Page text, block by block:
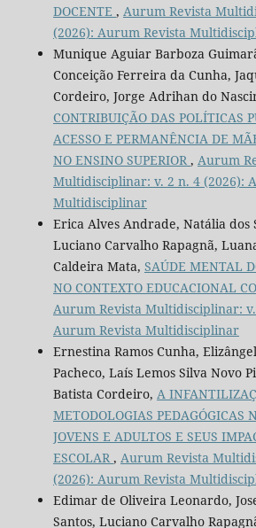
DOCENTE , Aurum Revista
(2026): Aurum Revista
Munique Aguiar Barboza
Conceição Ferreira da Cunha,
Cordeiro, Jorge Adrihan do
CONTRIBUIÇÃO DAS POLÍTICAS
ACESSO E PERMANÊNCIA DE
NO ENSINO SUPERIOR , Aurum
Multidisciplinar: v. 2 n. 4 (2026):
Multidisciplinar
Erica Alves Andrade, Natália dos
Luciano Carvalho Rapagnã,
Caldeira Mata, SAÚDE MENTAL
NO CONTEXTO EDUCACIONAL
Aurum Revista Multidisciplinar:
Aurum Revista Multidisciplinar
Ernestina Ramos Cunha,
Pacheco, Laís Lemos Silva Novo
Batista Cordeiro, A
METODOLOGIAS PEDAGÓGICAS
JOVENS E ADULTOS E SEUS
ESCOLAR , Aurum Revista
(2026): Aurum Revista
Edimar de Oliveira Leonardo,
Santos, Luciano Carvalho